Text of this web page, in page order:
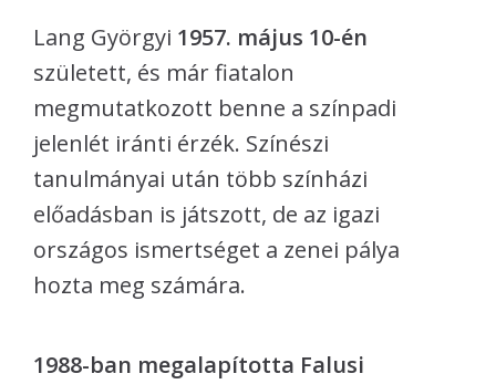
Lang Györgyi 1957. május 10-én
született, és már fiatalon
megmutatkozott benne a színpadi
jelenlét iránti érzék. Színészi
tanulmányai után több színházi
előadásban is játszott, de az igazi
országos ismertséget a zenei pálya
hozta meg számára.
1988-ban megalapította Falusi